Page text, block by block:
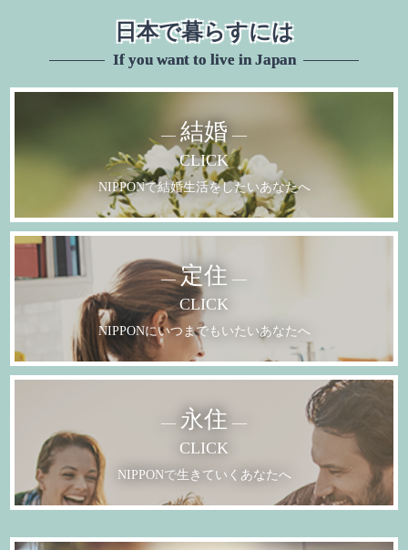
日本で暮らすには
If you want to live in Japan
結婚
CLICK
NIPPONで結婚生活をしたいあなたへ
定住
CLICK
NIPPONにいつまでもいたいあなたへ
永住
CLICK
NIPPONで生きていくあなたへ